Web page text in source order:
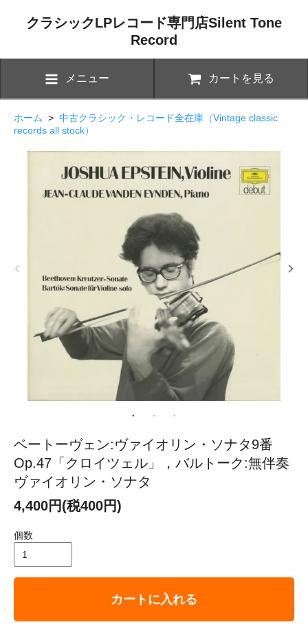
クラシックLPレコード専門店Silent Tone
Record
メニュー カートを見る
ホーム > 中古クラシック・レコード全在庫（Vintage classic
records all stock）
ベートーヴェン:ヴァイオリン・ソナタ9番
Op.47「クロイツェル」，バルトーク:無伴奏
ヴァイオリン・ソナタ
4,400円(税400円)
個数
カートに入れる